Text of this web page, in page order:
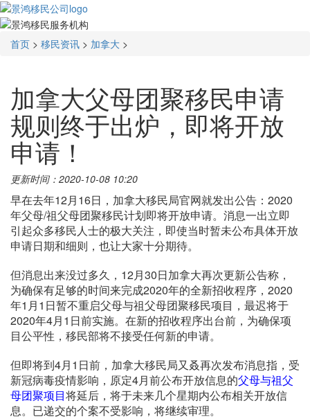
首页 > 移民资讯 > 加拿大 >
加拿大父母团聚移民申请
规则终于出炉，即将开放
申请！
更新时间：2020-10-08 10:20
早在去年12月16日，加拿大移民局官网就发出公告：2020
年父母/祖父母团聚移民计划即将开放申请。消息一出立即
引起众多移民人士的极大关注，即使当时暂未公布具体开放
申请日期和细则，也让大家十分期待。
但消息出来没过多久，12月30日加拿大再次更新公告称，
为确保有足够的时间来完成2020年的全新招收程序，2020
年1月1日暂不重启父母与祖父母团聚移民项目，最迟将于
2020年4月1日前实施。在新的招收程序出台前，为确保项
目公平性，移民部将不接受任何新的申请。
但即将到4月1日前，加拿大移民局又叒再次发布消息指，受
新冠病毒疫情影响，原定4月前公布开放信息的父母与祖父
母团聚项目将延后，将于未来几个星期内公布相关开放信
息。已递交的个案不受影响，将继续审理。